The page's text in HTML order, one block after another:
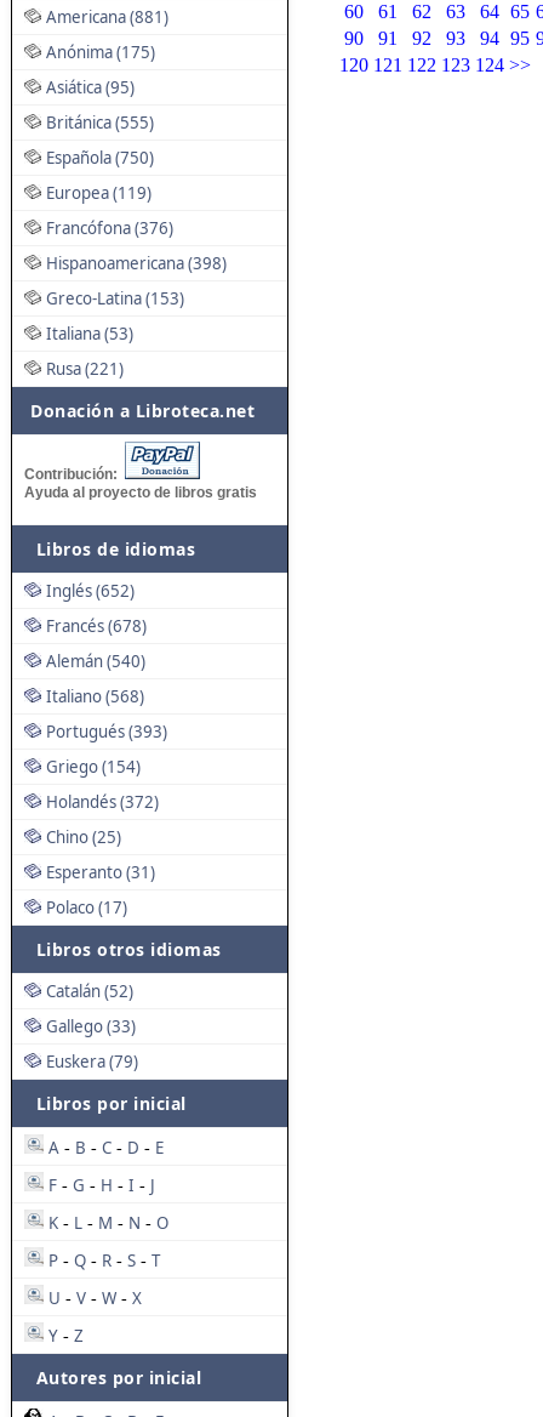
Americana (881)
Anónima (175)
Asiática (95)
Británica (555)
Española (750)
Europea (119)
Francófona (376)
Hispanoamericana (398)
Greco-Latina (153)
Italiana (53)
Rusa (221)
Donación a Libroteca.net
Contribución:
Ayuda al proyecto de libros gratis
Libros de idiomas
Inglés (652)
Francés (678)
Alemán (540)
Italiano (568)
Portugués (393)
Griego (154)
Holandés (372)
Chino (25)
Esperanto (31)
Polaco (17)
Libros otros idiomas
Catalán (52)
Gallego (33)
Euskera (79)
Libros por inicial
A - B - C - D - E
F - G - H - I - J
K - L - M - N - O
P - Q - R - S - T
U - V - W - X
Y - Z
Autores por inicial
60
61 62 63 64 65
90
91 92 93 94 95
120 121 122 123 124 >>